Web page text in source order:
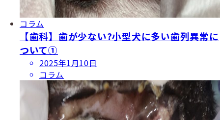
コラム
【歯科】歯が少ない?小型犬に多い歯列異常に
ついて①
投
稿
日
2025年1月10日
コラム